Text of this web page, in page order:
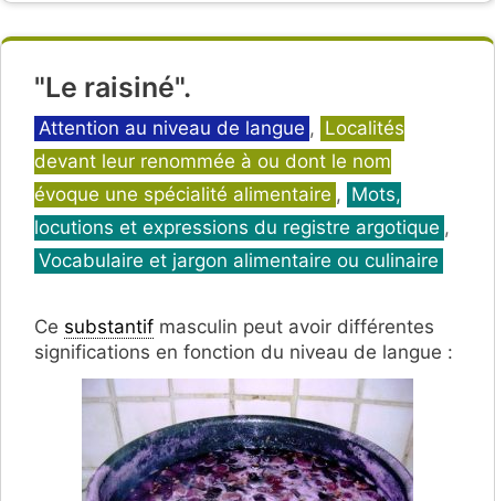
"Le raisiné".
Catégories
Attention au niveau de langue , Localités
devant leur renommée à ou dont le nom
évoque une spécialité alimentaire , Mots,
locutions et expressions du registre argotique ,
Vocabulaire et jargon alimentaire ou culinaire
Ce substantif masculin peut avoir différentes
significations en fonction du niveau de langue :